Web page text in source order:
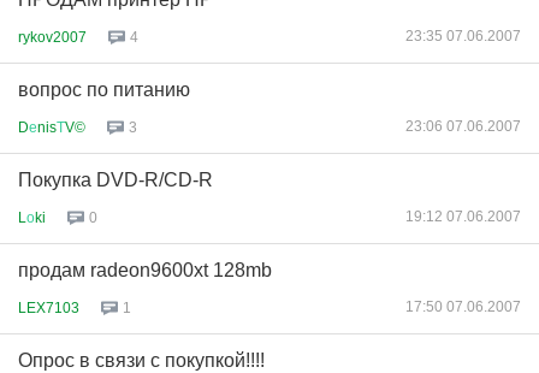
rykov2007 4 23:35 07.06.2007
вопрос по питанию
DеnisТV© 3 23:06 07.06.2007
Покупка DVD-R/CD-R
L оki 0 19:12 07.06.2007
продам radeon9600xt 128mb
LEX7103 1 17:50 07.06.2007
Опрос в связи с покупкой!!!!